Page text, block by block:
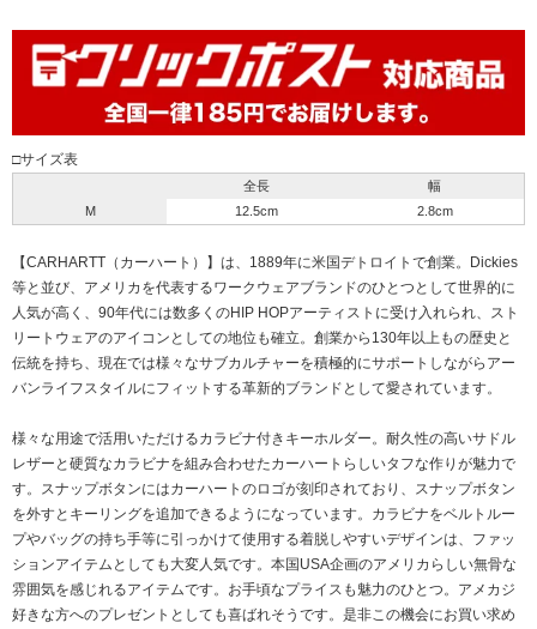
□サイズ表
全長
幅
M
12.5cm 2.8cm
【CARHARTT（カーハート）】は、1889年に米国デトロイトで創業。Dickies
等と並び、アメリカを代表するワークウェアブランドのひとつとして世界的に
人気が高く、90年代には数多くのHIP HOPアーティストに受け入れられ、スト
リートウェアのアイコンとしての地位も確立。創業から130年以上もの歴史と
伝統を持ち、現在では様々なサブカルチャーを積極的にサポートしながらアー
バンライフスタイルにフィットする革新的ブランドとして愛されています。
様々な用途で活用いただけるカラビナ付きキーホルダー。耐久性の高いサドル
レザーと硬質なカラビナを組み合わせたカーハートらしいタフな作りが魅力で
す。スナップボタンにはカーハートのロゴが刻印されており、スナップボタン
を外すとキーリングを追加できるようになっています。カラビナをベルトルー
プやバッグの持ち手等に引っかけて使用する着脱しやすいデザインは、ファッ
ションアイテムとしても大変人気です。本国USA企画のアメリカらしい無骨な
雰囲気を感じれるアイテムです。お手頃なプライスも魅力のひとつ。アメカジ
好きな方へのプレゼントとしても喜ばれそうです。是非この機会にお買い求め